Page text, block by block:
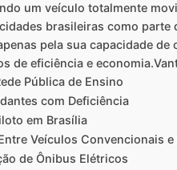
um veículo totalmente
brasileiras como
pela sua capacidade
de eficiência e
Pública de Ensino
com Deficiência
em Brasília
Veículos Convencionais e
de Ônibus Elétricos